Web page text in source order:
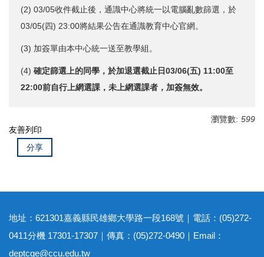
(2) 03/05收件截止後，通識中心將統一以電腦亂數篩選，於
03/05(四) 23:00將結果公告在通識教育中心官網。
(3) 加簽單由本中心統一送至教學組。
(4) 確定篩選上的同學，於加退選截止日03/06(五) 11:00至
22:00前自行上網選課，未上網選課者，加簽無效。
瀏覽數: 599
友善列印
分享
地址：621301嘉義縣民雄鄉大學路一段168號｜電話：(05)272-
0411分機 17301-17307｜傳真：(05)272-0490｜Email：
deptcge@ccu.edu.tw